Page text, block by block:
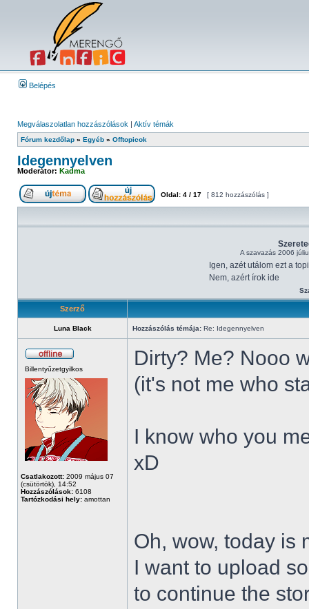
Belépés
Megválaszolatlan hozzászólások | Aktív témák
Fórum kezdőlap » Egyéb » Offtopicok
Idegennyelven
Moderátor: Kadma
Oldal: 4 / 17 [ 812 hozzászólás ]
A szavazás 2006
Igen, azét utálom ezt a
Nem, azért írok ide
Szerző
Luna Black Hozzászólás témája: Re: Idegennyelven
Billentyűzetgyilkos
Csatlakozott: 2009 május 07
(csütörtök), 14:52
Hozzászólások: 6108
Tartózkodási hely: amottan
Dirty? Me? Nooo
(it's not me who
I know who you
xD
Oh, wow, today is
I want to upload
to continue the